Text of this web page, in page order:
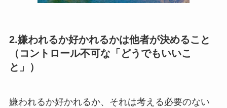
2.嫌われるか好かれるかは他者が決めること
（コントロール不可な「どうでもいいこ
と」）
嫌われるか好かれるか、それは考える必要のない